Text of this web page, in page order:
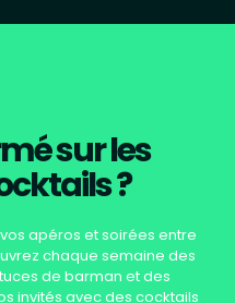
sur les
?
apéros et soirées entre
chaque semaine des
de barman et des
invités avec des cocktails